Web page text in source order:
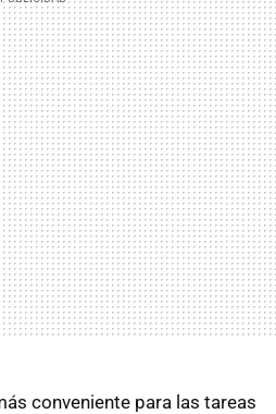
conveniente para las tareas